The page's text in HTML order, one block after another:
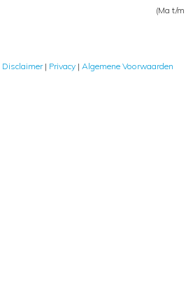
(Ma t/
Disclaimer| Privacy | Algemene Voorwaarden